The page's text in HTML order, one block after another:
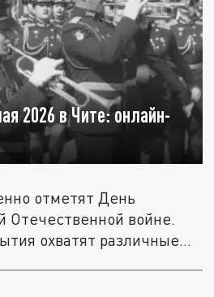
2026 в Чите: онлайн-
отметят День
Отечественной войне.
охватят различные...